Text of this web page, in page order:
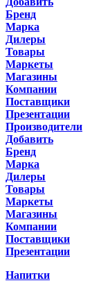
Бренд
Марка
Дилеры
Товары
Маркеты
Магазины
Компании
Поставщики
Презентации
Производители
Добавить
Бренд
Марка
Дилеры
Товары
Маркеты
Магазины
Компании
Поставщики
Презентации
Напитки